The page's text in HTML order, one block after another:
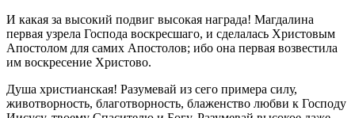
И какая за высокий подвиг высокая награда! Магдалина
первая узрела Господа воскресшаго, и сделалась Христовым
Апостолом для самих Апостолов; ибо она первая возвестила
им воскресение Христово.
Душа христианская! Разумевай из сего примера силу,
животворность, благотворность, блаженство любви к Господу